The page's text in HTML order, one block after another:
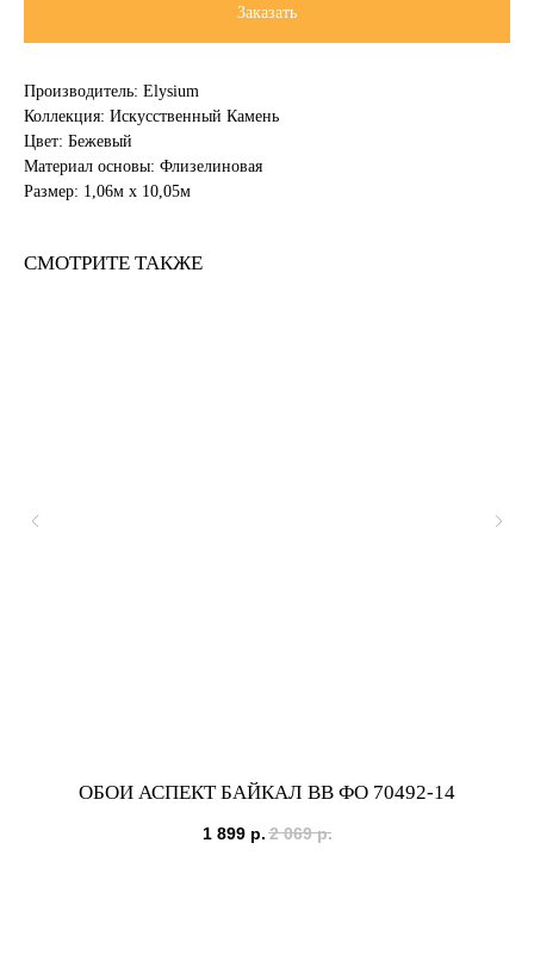
Заказать
Производитель: Elysium
Коллекция: Искусственный Камень
Цвет: Бежевый
Материал основы: Флизелиновая
Размер: 1,06м х 10,05м
СМОТРИТЕ ТАКЖЕ
ОБОИ АСПЕКТ БАЙКАЛ ВВ ФО 70492-14
1 899 р. 2 069 р.